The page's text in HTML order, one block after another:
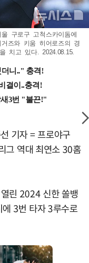
구로구 고척스카이돔에
즈와 키움 히어로즈의 경
치고 있다. 2024.08.15.
기자 = 프로야구
그 역대 최연소 30홈
린 2024 신한 쏠뱅
3번 타자 3루수로